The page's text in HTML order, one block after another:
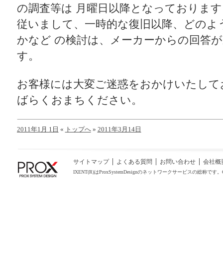
の調査等は 月曜日以降となっておりま
従いまして、一時的な復旧以降、どの
かなど の検討は、メーカーからの回答
す。
お客様には大変ご迷惑をおかけいたし
ばらくおまちください。
2011年1月 1日 « トップへ» 2011年3月14日
サイトマップ よくある質問 お問い合わせ 会社概
IXENT(R)はProxSystemDesignのネットワークサービスの総称です